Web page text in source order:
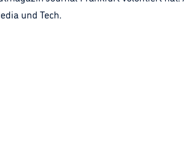
und Tech.